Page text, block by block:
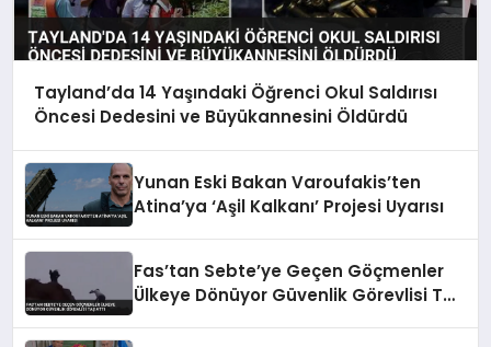
Tayland’da 14 Yaşındaki Öğrenci Okul Saldırısı
Öncesi Dedesini ve Büyükannesini Öldürdü
Yunan Eski Bakan Varoufakis’ten
Atina’ya ‘Aşil Kalkanı’ Projesi Uyarısı
Fas’tan Sebte’ye Geçen Göçmenler
Ülkeye Dönüyor Güvenlik Görevlisi Taş